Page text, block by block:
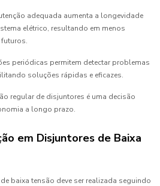
adequada aumenta a longevidade
elétrico, resultando em menos
periódicas permitem detectar problemas
soluções rápidas e eficazes.
regular de disjuntores é uma decisão
a longo prazo.
em Disjuntores de Baixa
baixa tensão deve ser realizada seguindo